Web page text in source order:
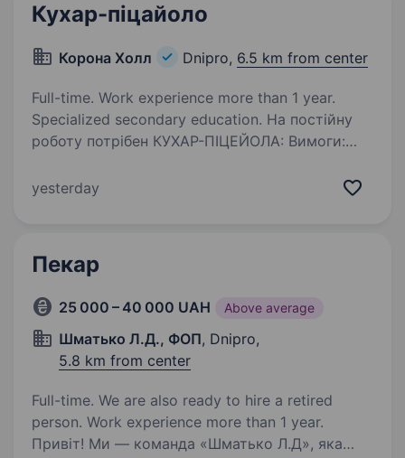
Кухар-піцайоло
Корона Холл Dnipro, 6.5 km from center
Full-time. Work experience more than 1 year.
Specialized secondary education. На постійну
роботу потрібен КУХАР-ПІЦЕЙОЛА: Вимоги:
Акуратність і працьовитість; Відповідальність
yesterday
Пекар
25 000 – 40 000 UAH Above average
Шматько Л.Д., ФОП, Dnipro,
5.8 km from center
Full-time. We are also ready to hire a retired
person. Work experience more than 1 year.
Привіт! Ми — команда «Шматько Л.Д», яка